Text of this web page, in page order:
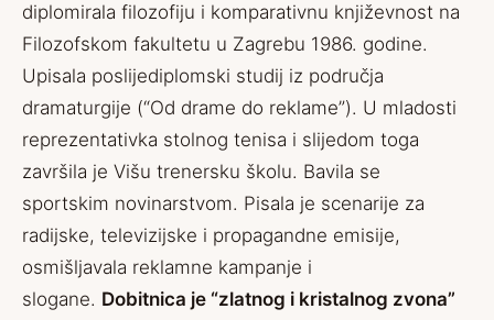
diplomirala filozofiju i komparativnu književnost na
Filozofskom fakultetu u Zagrebu 1986. godine.
Upisala poslijediplomski studij iz područja
dramaturgije (“Od drame do reklame”). U mladosti
reprezentativka stolnog tenisa i slijedom toga
završila je Višu trenersku školu. Bavila se
sportskim novinarstvom. Pisala je scenarije za
radijske, televizijske i propagandne emisije,
osmišljavala reklamne kampanje i
slogane. Dobitnica je “zlatnog i kristalnog zvona”